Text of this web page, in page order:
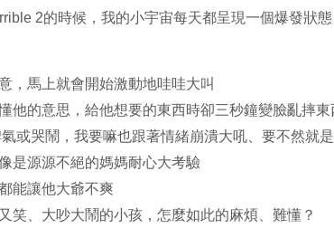
2的時候，我的小宇宙每天都呈現一個爆發狀
，馬上就會開始激動地哇哇大叫
他的意思，給他想要的東西時卻三秒鐘變臉亂摔東
或哭鬧，我要嘛也跟著情緒崩潰大吼、要不然就
是源源不絕的媽媽耐心大考驗
能讓他大爺不爽
笑、大吵大鬧的小孩，怎麼如此的麻煩、難懂？